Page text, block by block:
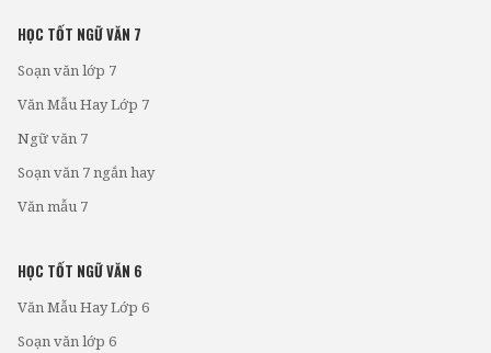
HỌC TỐT NGỮ VĂN 7
Soạn văn lớp 7
Văn Mẫu Hay Lớp 7
Ngữ văn 7
Soạn văn 7 ngắn hay
Văn mẫu 7
HỌC TỐT NGỮ VĂN 6
Văn Mẫu Hay Lớp 6
Soạn văn lớp 6